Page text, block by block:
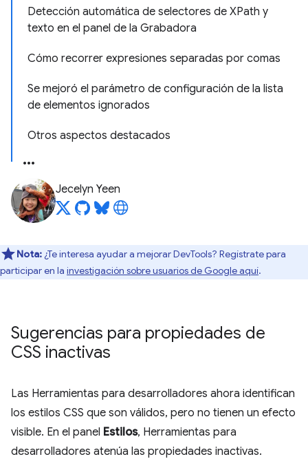
Detección automática de selectores de XPath y
texto en el panel de la Grabadora
Cómo recorrer expresiones separadas por comas
Se mejoró el parámetro de configuración de la lista
de elementos ignorados
Otros aspectos destacados
Jecelyn Yeen
Nota: ¿Te interesa ayudar a mejorar DevTools? Regístrate para
participar en la investigación sobre usuarios de Google aquí.
Sugerencias para propiedades de
CSS inactivas
Las Herramientas para desarrolladores ahora identifican
los estilos CSS que son válidos, pero no tienen un efecto
visible. En el panel Estilos, Herramientas para
desarrolladores atenúa las propiedades inactivas.